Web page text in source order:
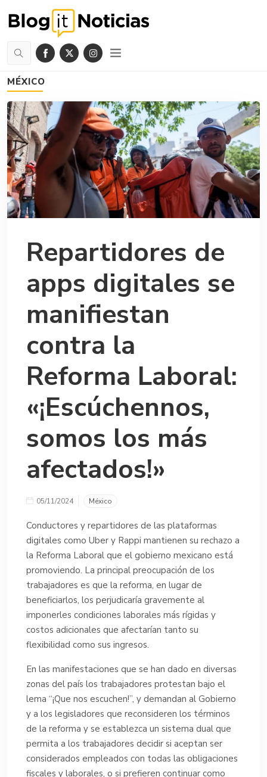
MÉXICO
Repartidores de
apps digitales se
manifiestan
contra la
Reforma Laboral:
«¡Escúchennos,
somos los más
afectados!»
05/11/2024 México
Conductores y repartidores de las plataformas
digitales como Uber y Rappi mantienen su rechazo a
la Reforma Laboral que el gobierno mexicano está
promoviendo. La principal preocupación de los
trabajadores es que la reforma, en lugar de
beneficiarlos, los perjudicaría gravemente al
imponerles condiciones laborales más rígidas y
costos adicionales que afectarían tanto su
flexibilidad como sus ingresos.
En las manifestaciones que se han dado en diversas
zonas del país los trabajadores protestan bajo el
lema “¡Que nos escuchen!”, y demandan al Gobierno
y a los legisladores que reconsideren los términos
de la reforma y se establezca un sistema dual que
permita a los trabajadores decidir si aceptan ser
considerados empleados con todas las obligaciones
fiscales y laborales, o si prefieren continuar como